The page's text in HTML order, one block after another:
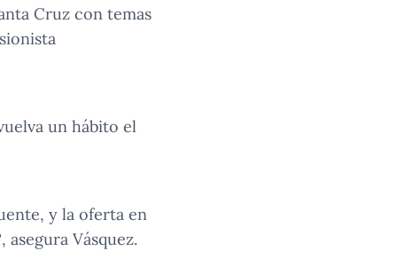
Cruz con temas
un hábito el
y la oferta en
Vásquez.